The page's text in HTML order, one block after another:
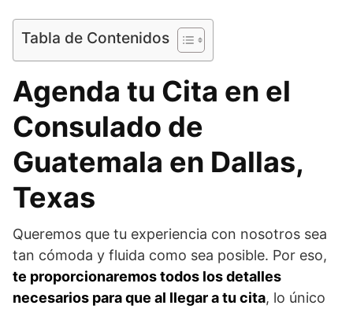
Tabla de Contenidos
Agenda tu Cita en el
Consulado de
Guatemala en Dallas,
Texas
Queremos que tu experiencia con nosotros sea
tan cómoda y fluida como sea posible. Por eso,
te proporcionaremos todos los detalles
necesarios para que al llegar a tu cita, lo único